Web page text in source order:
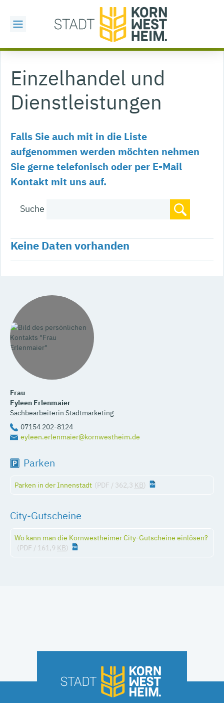
Einzelhandel und
Dienstleistungen
Falls Sie auch mit in die Liste
aufgenommen werden möchten nehmen
Sie gerne telefonisch oder per E-Mail
Kontakt mit uns auf.
Suche
Keine Daten vorhanden
Frau
Eyleen Erlenmaier
Sachbearbeiterin Stadtmarketing
eyleen.erlenmaier@kornwestheim.de
07154 202-8124
Parken
Parken in der Innenstadt (PDF / 362,3 KB)
City-Gutscheine
Wo kann man die Kornwestheimer City-Gutscheine einlösen?
(PDF / 161,9 KB)